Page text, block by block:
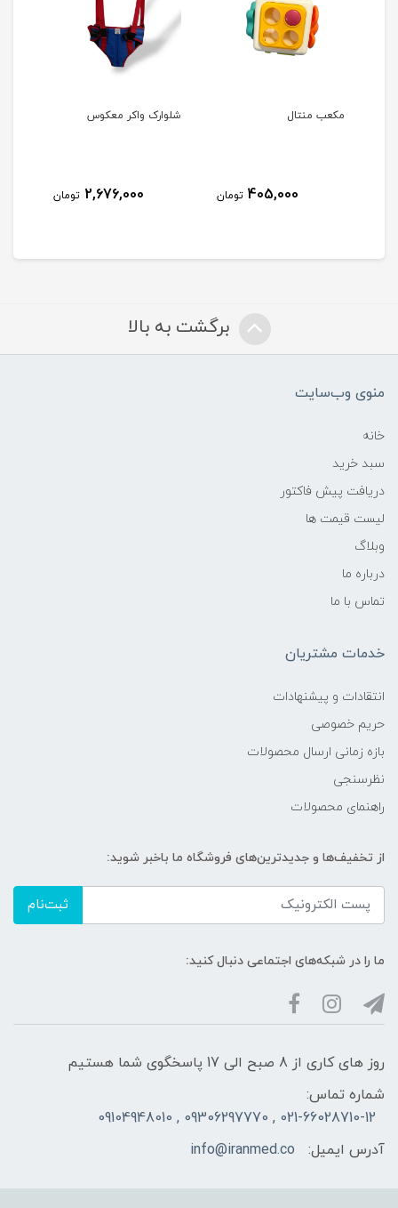
مکعب منتال
405,000 تومان
شلوارک واکر معکوس
2,676,000 تومان
برگشت به بالا
منوی وب‌سایت
خانه
سبد خرید
دریافت پیش فاکتور
لیست قیمت ها
وبلاگ
درباره ما
تماس با ما
خدمات مشتریان
انتقادات و پیشنهادات
حریم خصوصی
بازه زمانی ارسال محصولات
نظرسنجی
راهنمای محصولات
از تخفیف‌ها و جدیدترین‌های فروشگاه ما باخبر شوید:
ثبت‌نام
ما را در شبکه‌های اجتماعی دنبال کنید:
روز های کاری از 8 صبح الی 17 پاسخگوی شما هستیم
شماره تماس:
021-66028710-12 , 09306297770 , 09104948010
آدرس ایمیل:
info@iranmed.co